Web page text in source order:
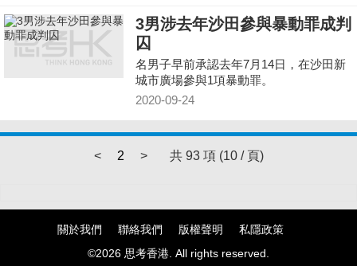
3男涉去年沙田參與暴動罪成判
囚
名男子早前承認去年7月14日，在沙田新
城市廣場參與1項暴動罪。
2020-09-24
< 2 > 共 93 項 (10 / 頁)
關於我們 聯絡我們 版權聲明
私隱政策
©2026 思考香港. All rights reserved.